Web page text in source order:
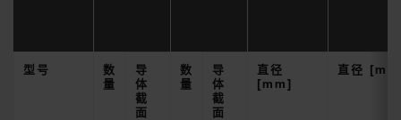
型号
数
量
导
体
截
面
数
量
导
体
截
面
直径
[mm]
直径